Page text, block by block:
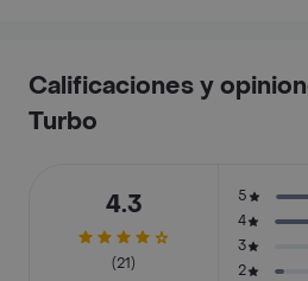
Calificaciones y
Turbo
4.3
(21)
5
4
3
2